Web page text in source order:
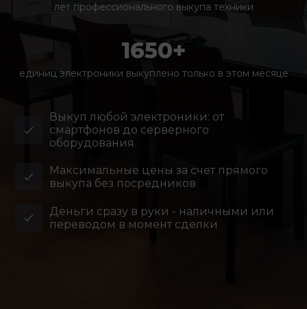
лет профессионального выкупа техники
1650+
единиц электроники выкуплено только в этом месяце
Выкуп любой электроники: от
смартфонов до серверного
оборудования
Максимальные цены за счет прямого
выкупа без посредников
Деньги сразу в руки - наличными или
переводом в момент сделки